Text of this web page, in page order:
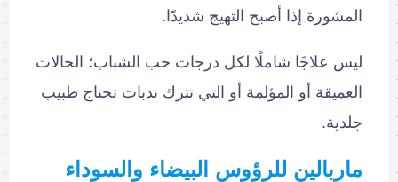
المشورة إذا أصبح التهيج شديدًا.
ليس علاجًا شاملًا لكل درجات حب الشباب؛ الحالات
العميقة أو المؤلمة أو التي تترك ندبات تحتاج طبيب
جلدية.
ماربالين للرؤوس البيضاء والسوداء